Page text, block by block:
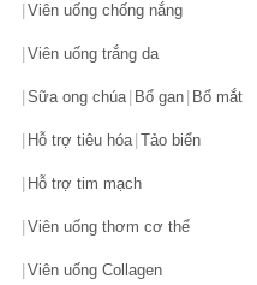
Viên uống chống nắng
Viên uống trắng da
Sữa ong chúa Bổ gan Bổ mắt
Hỗ trợ tiêu hóa Tảo biển
Hỗ trợ tim mạch
Viên uống thơm cơ thể
Viên uống Collagen